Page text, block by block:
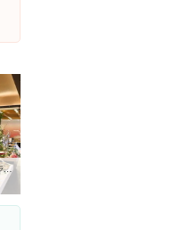
大江戸温泉物語 下呂新館 写真ライブラリ 【近畿日本ツーリスト】